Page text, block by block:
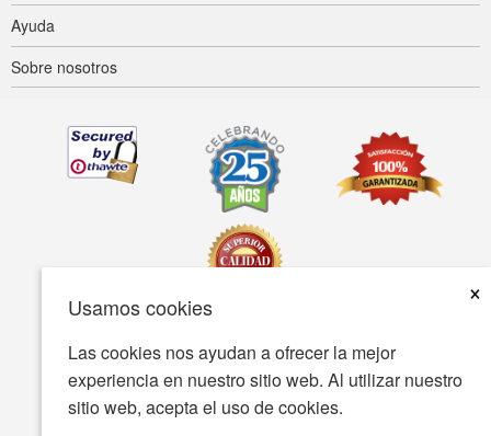
Usamos cookies
×
Las cookies nos ayudan a ofrecer la mejor
experiencia en nuestro sitio web. Al utilizar nuestro
sitio web, acepta el uso de cookies.
Ayuda
Sobre nosotros
Accesibilidad Condiciones de uso Política de privacidad
Política de seguridad